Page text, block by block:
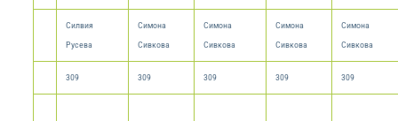
Силвия
Русева
Симона
Сивкова
Симона
Сивкова
Симона
Сивкова
Симона
Сивкова
309 309 309 309 309